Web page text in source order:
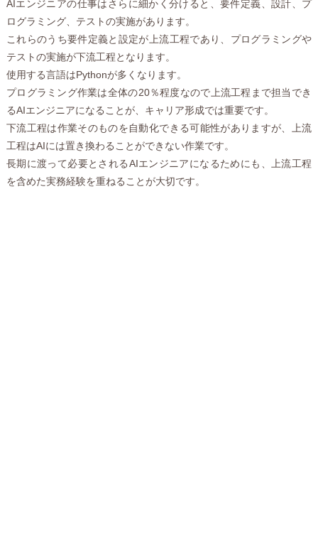
AIエンジニアの仕事はさらに細かく分けると、要件定義、設計、プ
ログラミング、テストの実施があります。
これらのうち要件定義と設定が上流工程であり、プログラミングや
テストの実施が下流工程となります。
使用する言語はPythonが多くなります。
プログラミング作業は全体の20％程度なので上流工程まで担当でき
るAIエンジニアになることが、キャリア形成では重要です。
下流工程は作業そのものを自動化できる可能性がありますが、上流
工程はAIには置き換わることができない作業です。
長期に渡って必要とされるAIエンジニアになるためにも、上流工程
を含めた実務経験を重ねることが大切です。